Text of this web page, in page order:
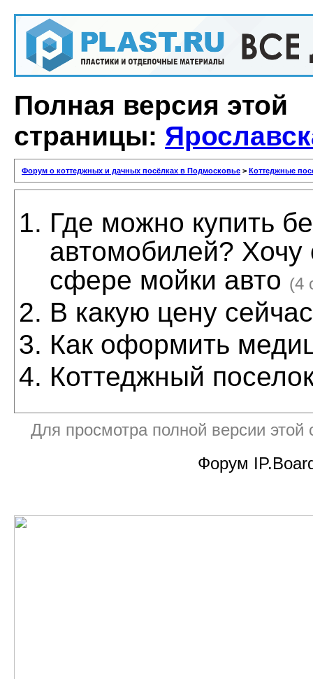
Полная версия этой
страницы:
Форум о коттеджных и дачных посёлках в Подмосковье > Коттеджные
Где можно купить
автомобилей? Хочу
сфере мойки авто (4
В какую цену
Как оформить
Коттеджный
Для просмотра полной версии
Форум